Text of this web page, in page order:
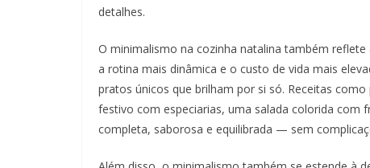
detalhes.
O minimalismo na cozinha natalina também
a rotina mais dinâmica e o custo de vida mais
pratos únicos que brilham por si só. Receitas
festivo com especiarias, uma salada colorida com
completa, saborosa e equilibrada — sem